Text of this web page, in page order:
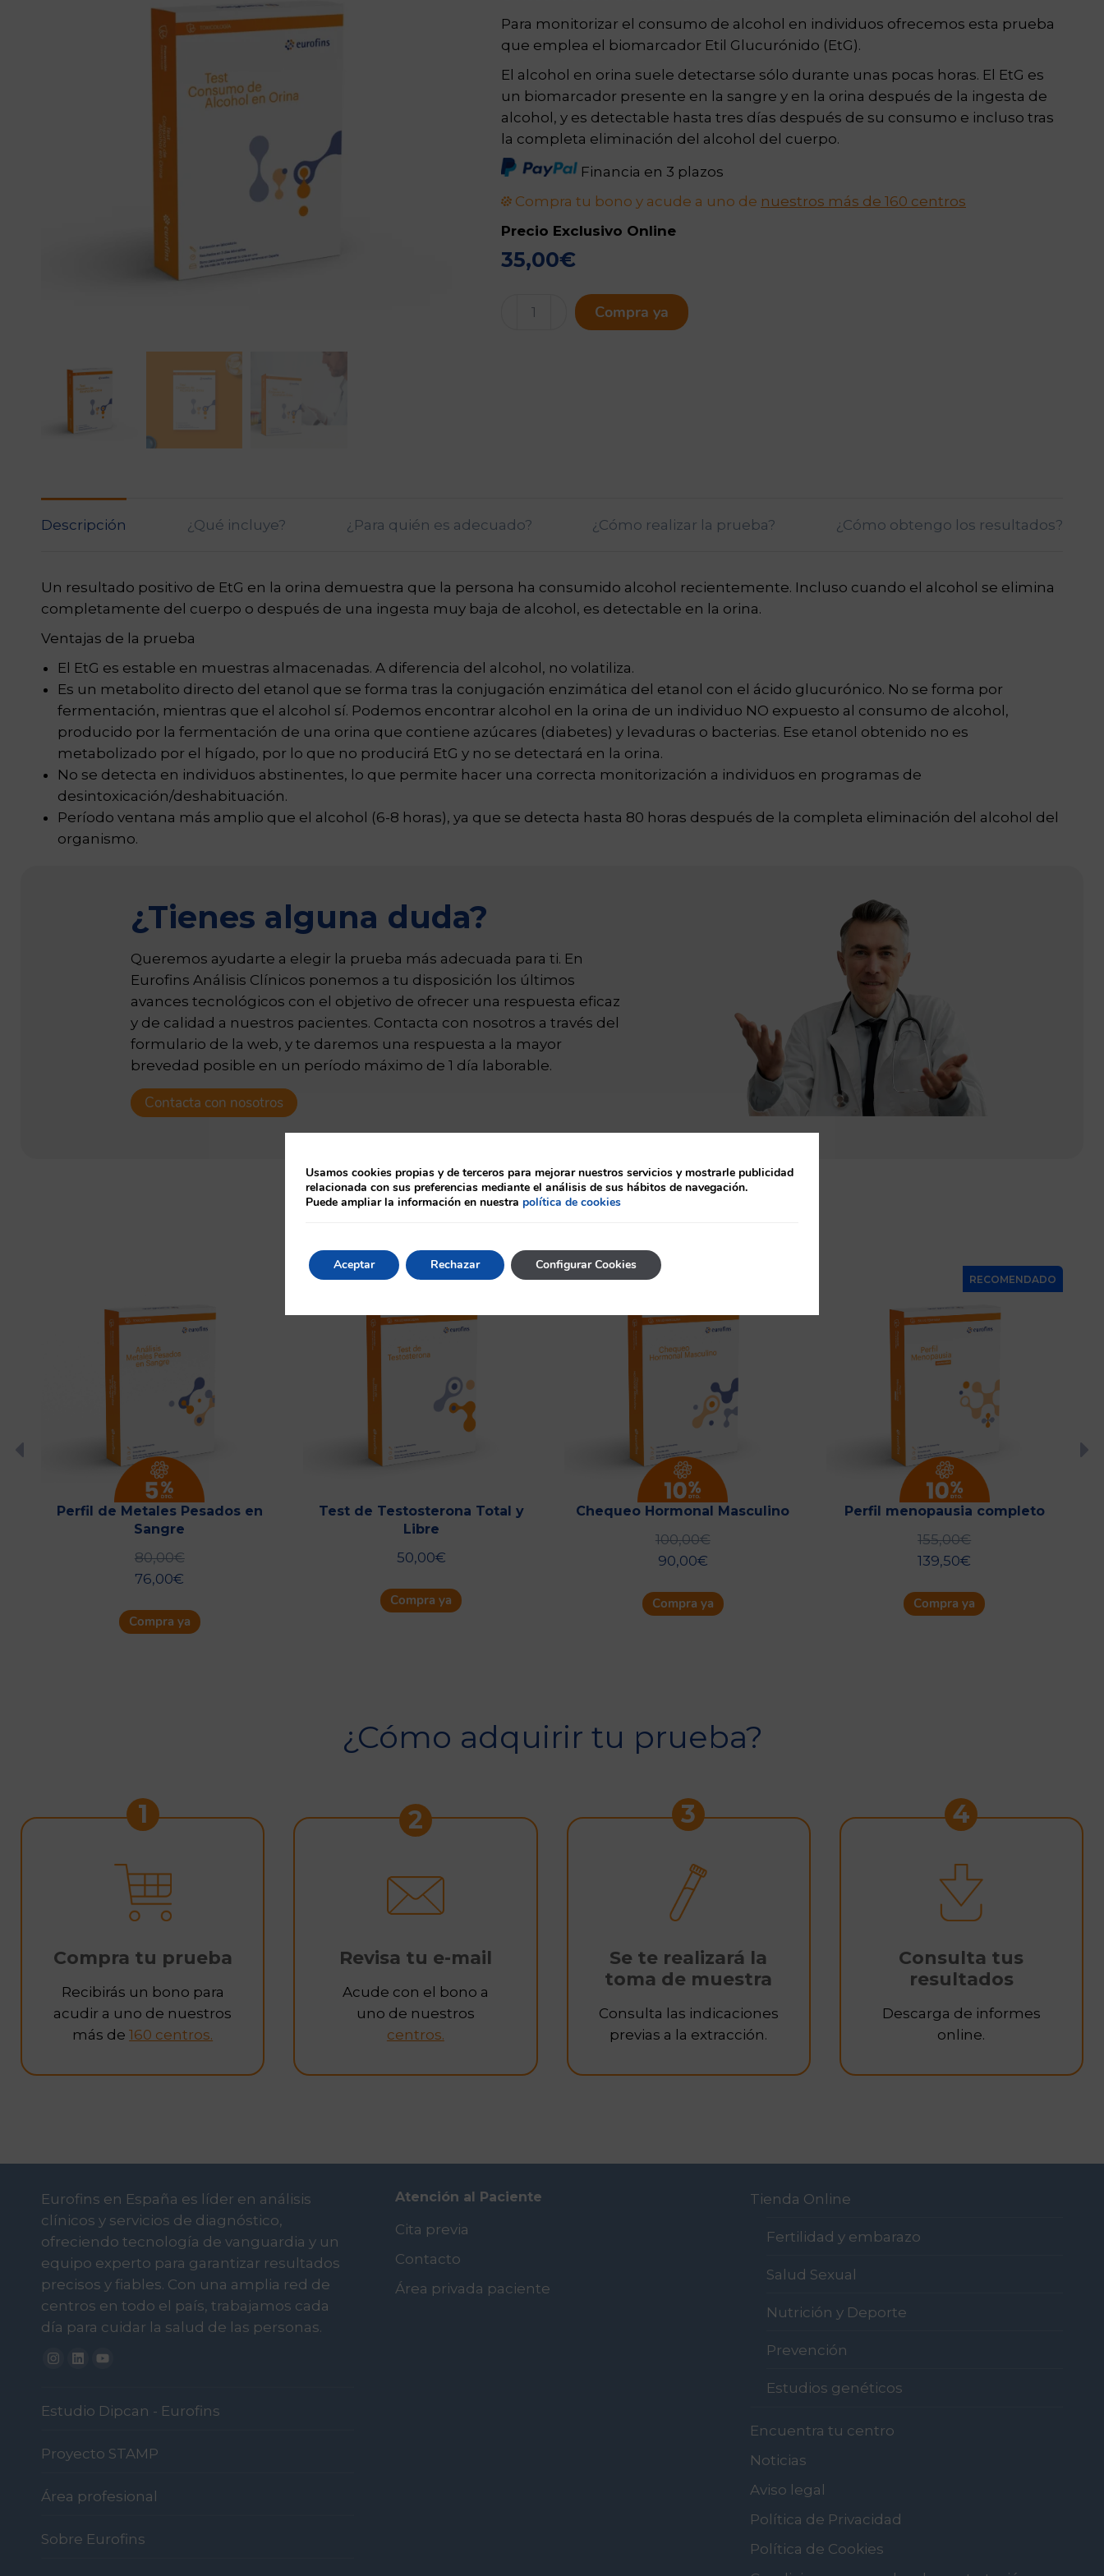
Para monitorizar el consumo de alcohol en individuos ofrecemos esta prueba
que emplea el biomarcador Etil Glucurónido (EtG).
El alcohol en orina suele detectarse sólo durante unas pocas horas. El EtG es
un biomarcador presente en la sangre y en la orina después de la ingesta de
alcohol, y es detectable hasta tres días después de su consumo e incluso tras
la completa eliminación del alcohol del cuerpo.
Financia en 3 plazos
Compra tu bono y acude a uno de nuestros más de 160 centros
Precio Exclusivo Online
35,00€
Compra ya
Descripción ¿Qué incluye? ¿Para quién es adecuado? ¿Cómo realizar la prueba? ¿Cómo obtengo los resultados?
Un resultado positivo de EtG en la orina demuestra que la persona ha consumido alcohol recientemente. Incluso cuando el alcohol se elimina
completamente del cuerpo o después de una ingesta muy baja de alcohol, es detectable en la orina.
Ventajas de la prueba
El EtG es estable en muestras almacenadas. A diferencia del alcohol, no volatiliza.
Es un metabolito directo del etanol que se forma tras la conjugación enzimática del etanol con el ácido glucurónico. No se forma por
fermentación, mientras que el alcohol sí. Podemos encontrar alcohol en la orina de un individuo NO expuesto al consumo de alcohol,
producido por la fermentación de una orina que contiene azúcares (diabetes) y levaduras o bacterias. Ese etanol obtenido no es
metabolizado por el hígado, por lo que no producirá EtG y no se detectará en la orina.
No se detecta en individuos abstinentes, lo que permite hacer una correcta monitorización a individuos en programas de
desintoxicación/deshabituación.
Período ventana más amplio que el alcohol (6-8 horas), ya que se detecta hasta 80 horas después de la completa eliminación del alcohol del
organismo.
¿Tienes alguna duda?
Queremos ayudarte a elegir la prueba más adecuada para ti. En
Eurofins Análisis Clínicos ponemos a tu disposición los últimos
avances tecnológicos con el objetivo de ofrecer una respuesta eficaz
y de calidad a nuestros pacientes. Contacta con nosotros a través del
formulario de la web, y te daremos una respuesta a la mayor
brevedad posible en un período máximo de 1 día laborable.
Contacta con nosotros
Perfil de Metales Pesados en
Sangre
80,00€
76,00€
Compra ya
Test de Testosterona Total y
Libre
50,00€
Compra ya
Chequeo Hormonal Masculino
100,00€
90,00€
Compra ya
RECOMENDADO
Perfil menopausia completo
155,00€
139,50€
Compra ya
¿Cómo adquirir tu prueba?
1
Compra tu prueba
Recibirás un bono para
acudir a uno de nuestros
más de160 centros.
2
Revisa tu e-mail
Acude con el bono a
uno de nuestros
centros.
3
Se te realizará la
toma de muestra
Consulta las indicaciones
previas a la extracción.
4
Consulta tus
resultados
Descarga de informes
online.
Eurofins en España es líder en análisis
clínicos y servicios de diagnóstico,
ofreciendo tecnología de vanguardia y un
equipo experto para garantizar resultados
precisos y fiables. Con una amplia red de
centros en todo el país, trabajamos cada
día para cuidar la salud de las personas.
Instagram
Linkedin
Youtube
Estudio Dipcan - Eurofins
Proyecto STAMP
Área profesional
Sobre Eurofins
Atención al Paciente
Cita previa
Contacto
Área privada paciente
Tienda Online
Fertilidad y embarazo
Salud Sexual
Nutrición y Deporte
Prevención
Estudios genéticos
Encuentra tu centro
Noticias
Aviso legal
Política de Privacidad
Política de Cookies
Usamos cookies propias y de terceros para mejorar nuestros servicios y mostrarle publicidad
relacionada con sus preferencias mediante el análisis de sus hábitos de navegación.
Puede ampliar la información en nuestra política de cookies
Aceptar Rechazar Configurar Cookies